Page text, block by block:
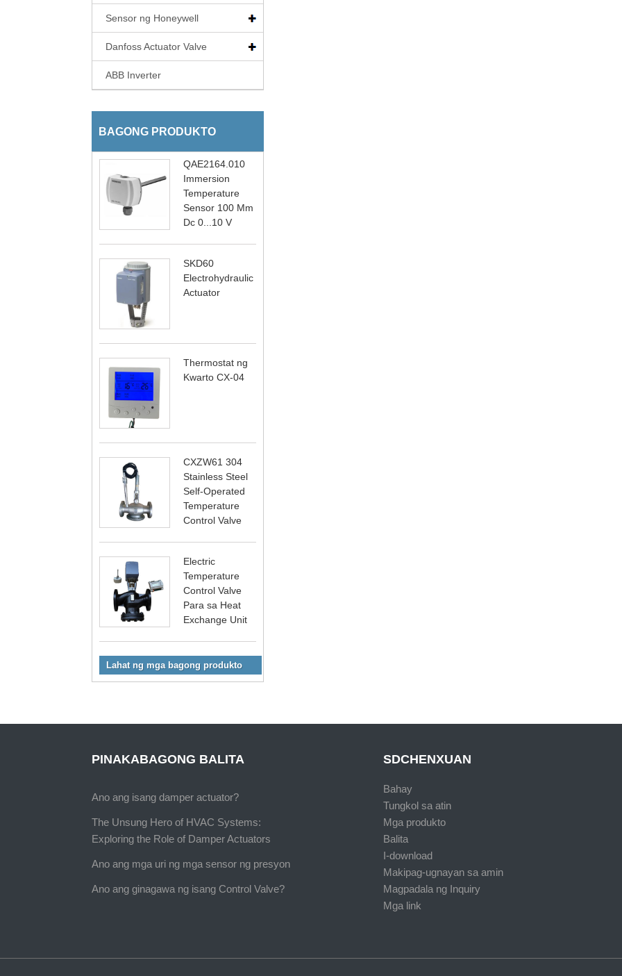
Sensor ng Honeywell
Danfoss Actuator Valve
ABB Inverter
BAGONG PRODUKTO
QAE2164.010
Immersion
Temperature
Sensor 100 Mm
Dc 0...10 V
SKD60
Electrohydraulic
Actuator
Thermostat ng
Kwarto CX-04
CXZW61 304
Stainless Steel
Self-Operated
Temperature
Control Valve
Electric
Temperature
Control Valve
Para sa Heat
Exchange Unit
Lahat ng mga bagong produkto
SDCHENXUAN
Bahay
Tungkol sa atin
Mga produkto
Balita
I-download
Makipag-ugnayan sa amin
Magpadala ng Inquiry
Mga link
PINAKABAGONG BALITA
Ano ang isang damper actuator?
The Unsung Hero of HVAC Systems:
Exploring the Role of Damper Actuators
Ano ang mga uri ng mga sensor ng presyon
Ano ang ginagawa ng isang Control Valve?